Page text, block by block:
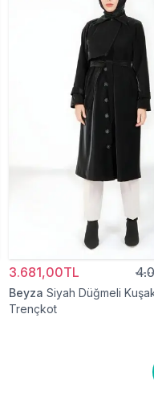
3.681,00TL
Beyza Siyah Düğmeli
Trençkot